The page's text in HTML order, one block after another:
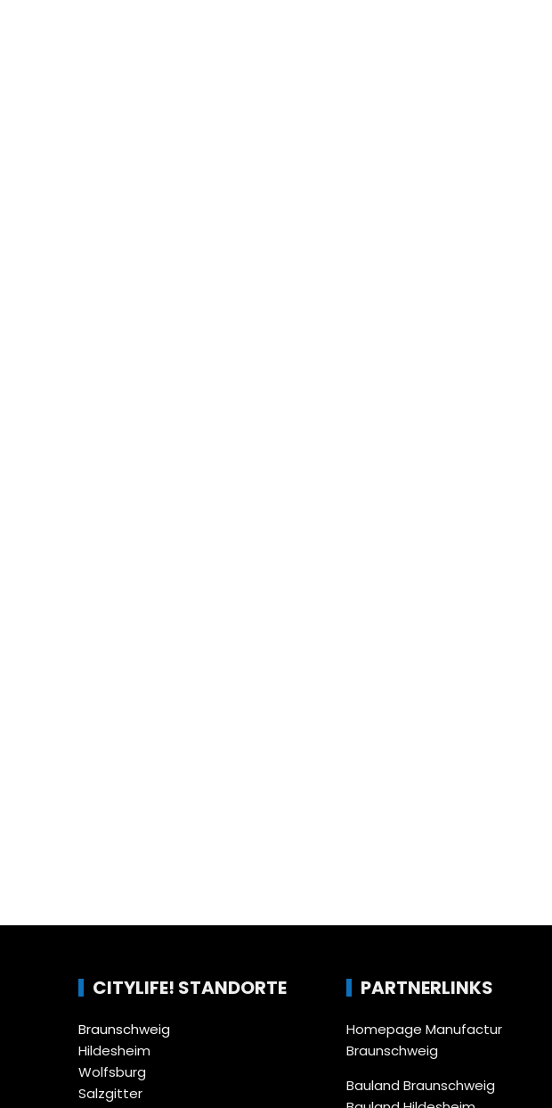
CITYLIFE! STANDORTE
Braunschweig
Hildesheim
Wolfsburg
Salzgitter
PARTNERLINKS
Homepage Manufactur
Braunschweig
Bauland Braunschweig